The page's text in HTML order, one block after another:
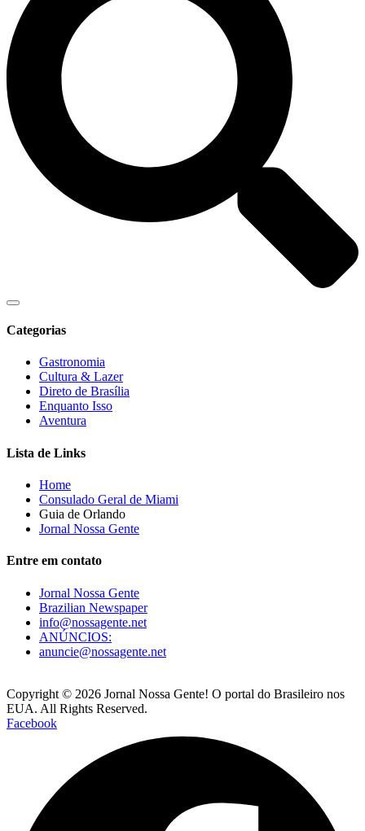
Categorias
Gastronomia
Cultura & Lazer
Direto de Brasília
Enquanto Isso
Aventura
Lista de Links
Home
Consulado Geral de Miami
Guia de Orlando
Jornal Nossa Gente
Entre em contato
Jornal Nossa Gente
Brazilian Newspaper
info@nossagente.net
ANÚNCIOS:
anuncie@nossagente.net
Copyright © 2026 Jornal Nossa Gente! O portal do Brasileiro nos
EUA. All Rights Reserved.
Facebook